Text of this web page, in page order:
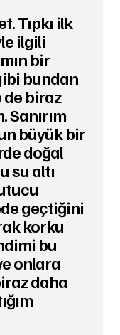
Tıpkı ilk
ilgili
bir
bundan
biraz
Sanırım
büyük bir
doğal
su altı
geçtiğini
korku
bu
onlara
daha